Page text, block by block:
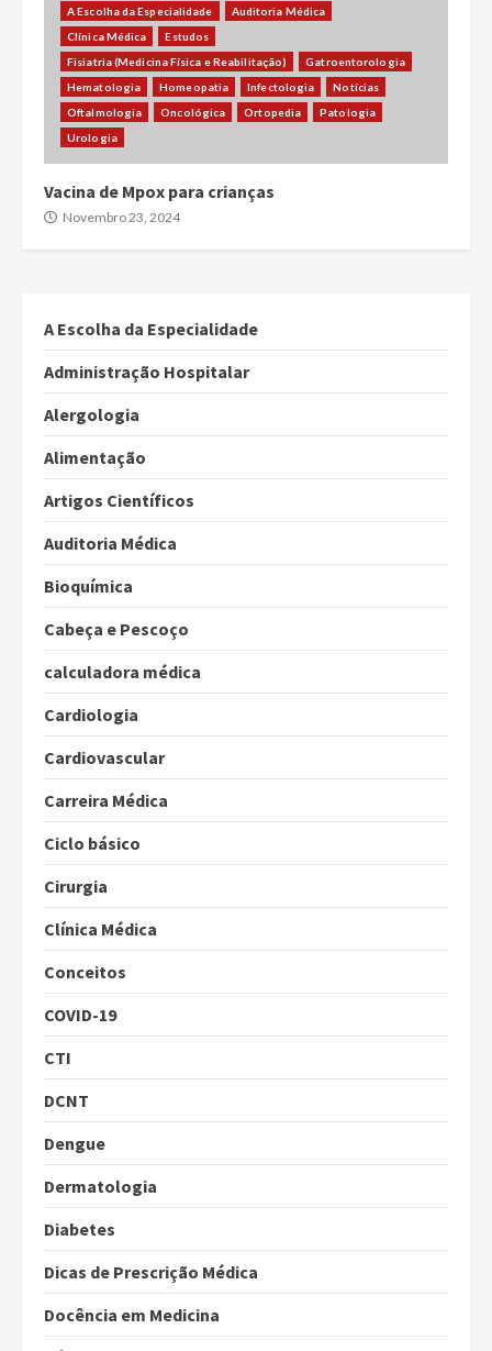
A Escolha da Especialidade
Auditoria Médica
Clínica Médica
Estudos
Fisiatria (Medicina Física e Reabilitação)
Gatroentorologia
Hematologia
Homeopatia Infectologia
Notícias
Oftalmologia
Oncológica Ortopedia
Patologia
Urologia
Vacina de Mpox para crianças
Novembro 23, 2024
A Escolha da Especialidade
Administração Hospitalar
Alergologia
Alimentação
Artigos Científicos
Auditoria Médica
Bioquímica
Cabeça e Pescoço
calculadora médica
Cardiologia
Cardiovascular
Carreira Médica
Ciclo básico
Cirurgia
Clínica Médica
Conceitos
COVID-19
CTI
DCNT
Dengue
Dermatologia
Diabetes
Dicas de Prescrição Médica
Docência em Medicina